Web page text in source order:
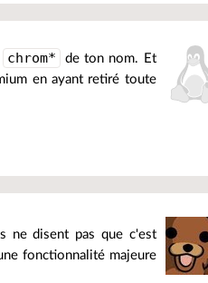
chrom*
de ton nom. Et
en ayant retiré toute
ne disent pas que c'est
fonctionnalité majeure